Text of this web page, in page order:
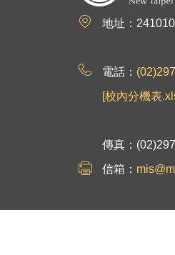
地址：
電話：
[校內分機表
傳真：
信箱：